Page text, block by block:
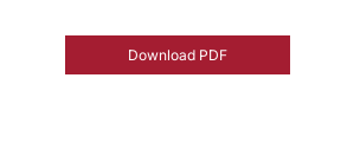
Download PDF